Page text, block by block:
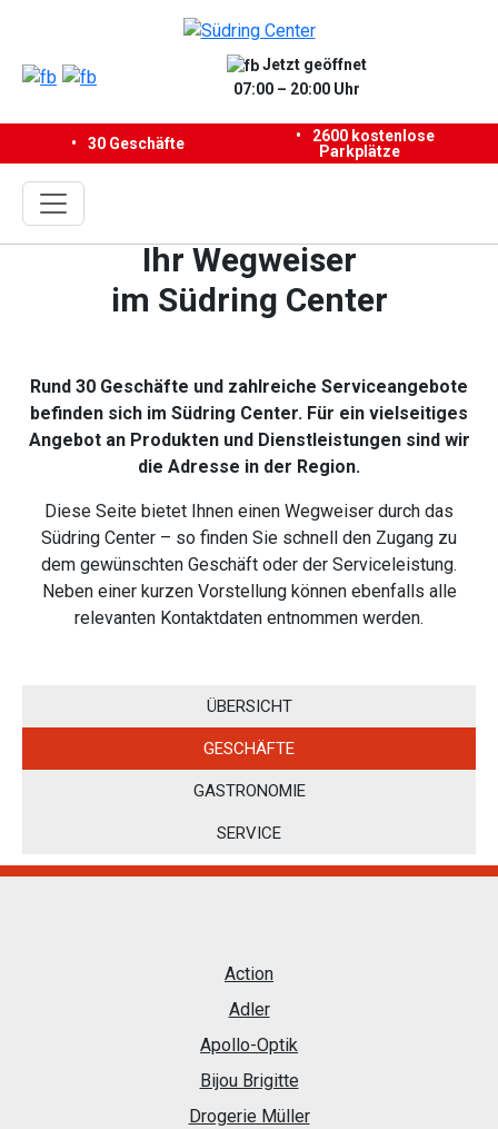
Jetzt geöffnet
07:00 – 20:00 Uhr
30 Geschäfte •
2600 kostenlose
Parkplätze
Ihr Wegweiser
im Südring Center
Rund 30 Geschäfte und zahlreiche Serviceangebote
befinden sich im Südring Center. Für ein vielseitiges
Angebot an Produkten und Dienstleistungen sind wir
die Adresse in der Region.
Diese Seite bietet Ihnen einen Wegweiser durch das
Südring Center – so finden Sie schnell den Zugang zu
dem gewünschten Geschäft oder der Serviceleistung.
Neben einer kurzen Vorstellung können ebenfalls alle
relevanten Kontaktdaten entnommen werden.
ÜBERSICHT
GESCHÄFTE
GASTRONOMIE
SERVICE
Action
Adler
Apollo-Optik
Bijou Brigitte
Drogerie Müller